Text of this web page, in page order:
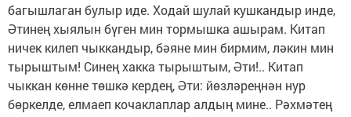
багышлаган булыр иде. Ходай шулай кушкандыр инде,
Әтинең хыялын бүген мин тормышка ашырам. Китап
ничек килеп чыккандыр, бәяне мин бирмим, ләкин мин
тырыштым! Синең хакка тырыштым, Әти!.. Китап
чыккан көнне төшкә кердең, Әти: йөзләреңнән нур
бөркелде, елмаеп кочаклаплар алдың мине.. Рәхмәтең